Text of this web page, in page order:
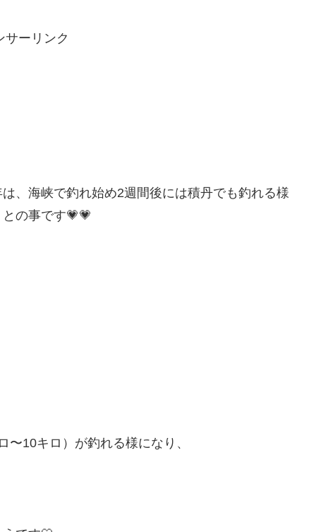
サーリンク
、海峡で釣れ始め2週間後には積丹でも釣れる様
の事です💗💗
10キロ）が釣れる様になり、